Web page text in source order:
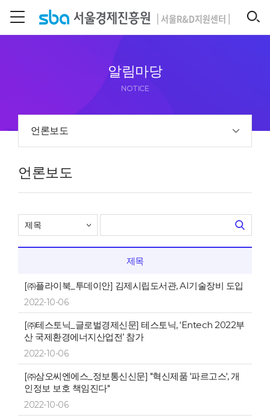
SEARCH
알림마당
NOTICE
언론보도
언론보도
제목
[㈜플라이북_투데이안] 김제시립도서관, AI기술장비 도입
2022-10-06
[㈜테스토닉_글로벌경제신문] 테스토닉, ‘Entech 2022부
산 국제환경에너지산업전’ 참가
2022-10-06
[㈜삼오씨엔에스_정보통신신문] "혁신제품 '파르고스', 개
인정보 보호 책임진다"
2022-10-06